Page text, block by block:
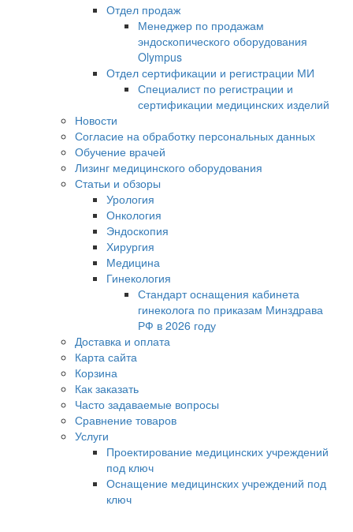
Отдел продаж
Менеджер по продажам
эндоскопического оборудования
Olympus
Отдел сертификации и регистрации МИ
Специалист по регистрации и
сертификации медицинских изделий
Новости
Согласие на обработку персональных данных
Обучение врачей
Лизинг медицинского оборудования
Статьи и обзоры
Урология
Онкология
Эндоскопия
Хирургия
Медицина
Гинекология
Стандарт оснащения кабинета
гинеколога по приказам Минздрава
РФ в 2026 году
Доставка и оплата
Карта сайта
Корзина
Как заказать
Часто задаваемые вопросы
Сравнение товаров
Услуги
Проектирование медицинских учреждений
под ключ
Оснащение медицинских учреждений под
ключ